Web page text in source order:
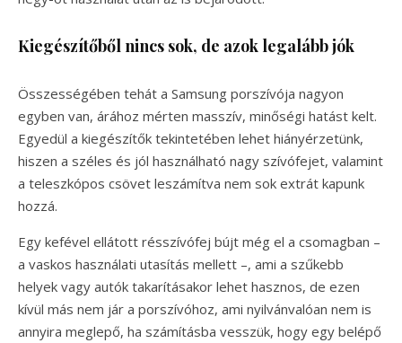
Kiegészítőből nincs sok, de azok legalább jók
Összességében tehát a Samsung porszívója nagyon
egyben van, árához mérten masszív, minőségi hatást kelt.
Egyedül a kiegészítők tekintetében lehet hiányérzetünk,
hiszen a széles és jól használható nagy szívófejet, valamint
a teleszkópos csövet leszámítva nem sok extrát kapunk
hozzá.
Egy kefével ellátott résszívófej bújt még el a csomagban –
a vaskos használati utasítás mellett –, ami a szűkebb
helyek vagy autók takarításakor lehet hasznos, de ezen
kívül más nem jár a porszívóhoz, ami nyilvánvalóan nem is
annyira meglepő, ha számításba vesszük, hogy egy belépő